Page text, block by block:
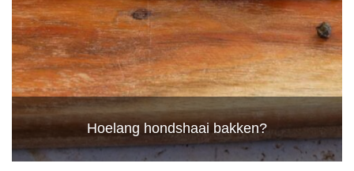
Hoelang hondshaai bakken?